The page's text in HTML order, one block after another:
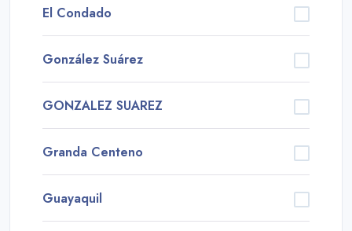
El Condado
González Suárez
GONZALEZ SUAREZ
Granda Centeno
Guayaquil